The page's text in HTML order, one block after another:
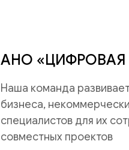
АНО
Наша команда
бизнеса,
специалистов для их
совместных проектов